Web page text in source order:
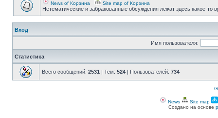
News of Корзина Site map of Корзина
Нетематические и забракованные обсуждения лежат здесь какое-то
Вход
Имя пользователя:
Статистика
Всего сообщений: 2531 | Тем: 524 | Пользователей: 734
News Site map
Создано на основе